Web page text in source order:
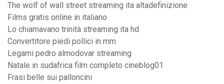
The wolf of wall street streaming ita altadefinizione
Films gratis online in italiano
Lo chiamavano trinità streaming ita hd
Convertitore piedi pollici in mm
Legami pedro almodovar streaming
Natale in sudafrica film completo cineblog01
Frasi belle sui palloncini